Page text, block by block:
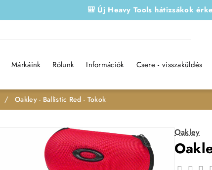
🎒 Új Heavy Tools hátizsákok
Márkáink Rólunk Információk Csere - visszaküldés
Oakley - Ballistic Red - Tokok
Oakley